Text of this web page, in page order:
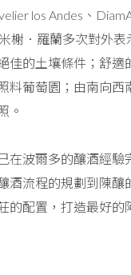
los Andes、
榭．羅蘭多次對外
佳的土壤條件；舒適
料葡萄園；由南向西
。
在波爾多的釀酒經驗
酒流程的規劃到陳釀
的配置，打造最好的